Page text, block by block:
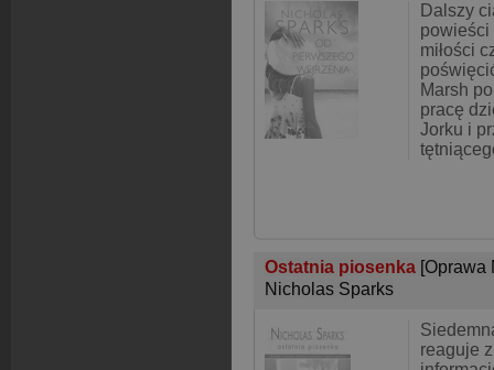
Dalszy
powieści
miłości
Marsh
pracę
Jorku i
Ostatnia piosenka [Oprawa
Nicholas Sparks
reaguje